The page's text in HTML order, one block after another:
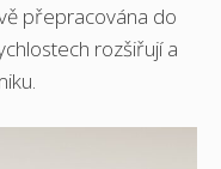
přepracována do
rozšiřují a